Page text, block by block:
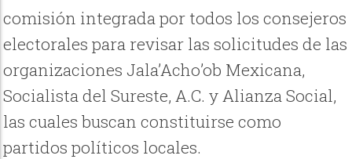
comisión integrada por todos los consejeros
electorales para revisar las solicitudes de las
organizaciones Jala’Acho’ob Mexicana,
Socialista del Sureste, A.C. y Alianza Social,
las cuales buscan constituirse como
partidos políticos locales.